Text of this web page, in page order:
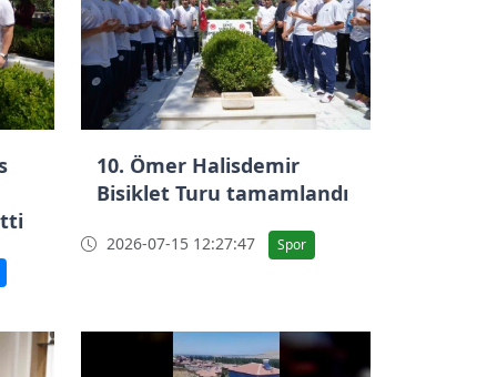
10. Ömer Halisdemir
Bisiklet Turu tamamlandı
2026-07-15 12:27:47 Spor